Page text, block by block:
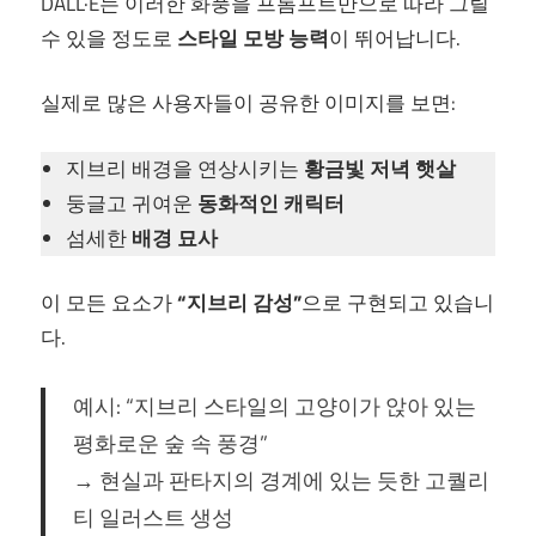
수 있을 정도로 스타일 모방 능력이 뛰어납니다.
실제로 많은 사용자들이 공유한 이미지를 보면:
지브리 배경을 연상시키는 황금빛 저녁 햇살
둥글고 귀여운 동화적인 캐릭터
섬세한배경 묘사
이 모든 요소가“지브리 감성”으로 구현되고 있습니
다.
예시: “지브리 스타일의 고양이가 앉아 있는
평화로운 숲 속 풍경”
→ 현실과 판타지의 경계에 있는 듯한 고퀄리
티 일러스트 생성